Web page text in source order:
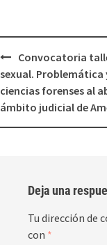
Convocatoria
sexual.
ciencias forenses al
ámbito judicial de
Deja una
Tu dirección de
con *